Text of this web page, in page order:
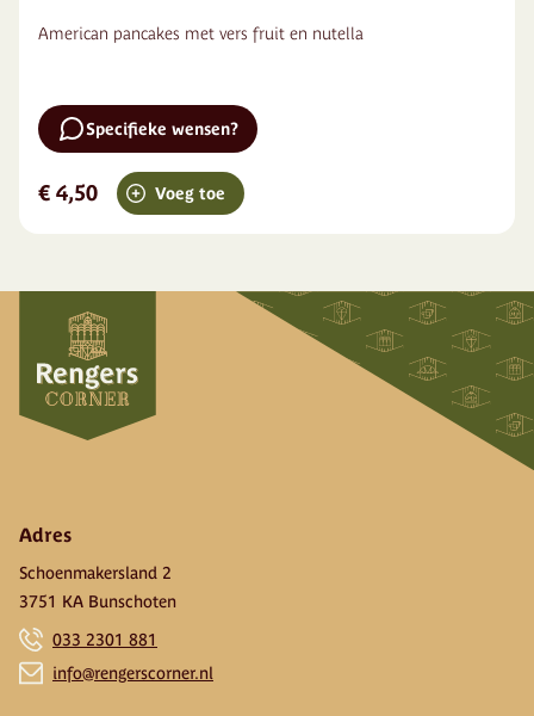
American pancakes met vers fruit en nutella
Specifieke wensen?
€ 4,50 Voeg toe
Adres
Schoenmakersland 2
3751 KA Bunschoten
033 2301 881
info@rengerscorner.nl